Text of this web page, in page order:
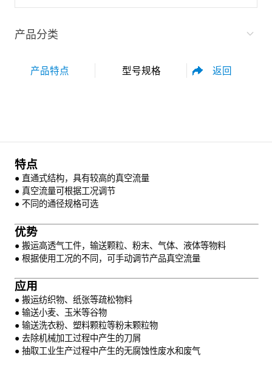
产品分类
产品特点 型号规格
性能参数
资料下载
返回
特点
● 直通式结构，具有较高的真空流量
● 真空流量可根据工况调节
● 不同的通径规格可选
优势
● 搬运高透气工件，输送颗粒、粉末、气体、液体等物料
● 根据使用工况的不同，可手动调节产品真空流量
应用
● 搬运纺织物、纸张等疏松物料
● 输送小麦、玉米等谷物
● 输送洗衣粉、塑料颗粒等粉末颗粒物
● 去除机械加工过程中产生的刀屑
● 抽取工业生产过程中产生的无腐蚀性废水和废气